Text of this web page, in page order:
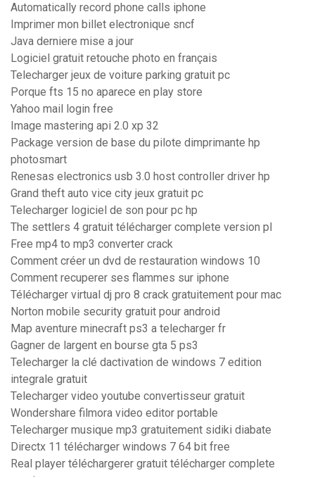
Automatically record phone calls iphone
Imprimer mon billet electronique sncf
Java derniere mise a jour
Logiciel gratuit retouche photo en français
Telecharger jeux de voiture parking gratuit pc
Porque fts 15 no aparece en play store
Yahoo mail login free
Image mastering api 2.0 xp 32
Package version de base du pilote dimprimante hp
photosmart
Renesas electronics usb 3.0 host controller driver hp
Grand theft auto vice city jeux gratuit pc
Telecharger logiciel de son pour pc hp
The settlers 4 gratuit télécharger complete version pl
Free mp4 to mp3 converter crack
Comment créer un dvd de restauration windows 10
Comment recuperer ses flammes sur iphone
Télécharger virtual dj pro 8 crack gratuitement pour mac
Norton mobile security gratuit pour android
Map aventure minecraft ps3 a telecharger fr
Gagner de largent en bourse gta 5 ps3
Telecharger la clé dactivation de windows 7 edition
integrale gratuit
Telecharger video youtube convertisseur gratuit
Wondershare filmora video editor portable
Telecharger musique mp3 gratuitement sidiki diabate
Directx 11 télécharger windows 7 64 bit free
Real player téléchargerer gratuit télécharger complete